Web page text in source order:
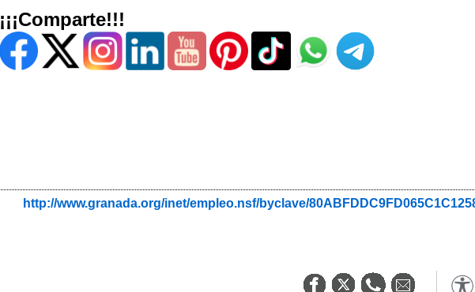
¡¡¡Comparte!!!
http://www.granada.org/inet/empleo.nsf/byclave/